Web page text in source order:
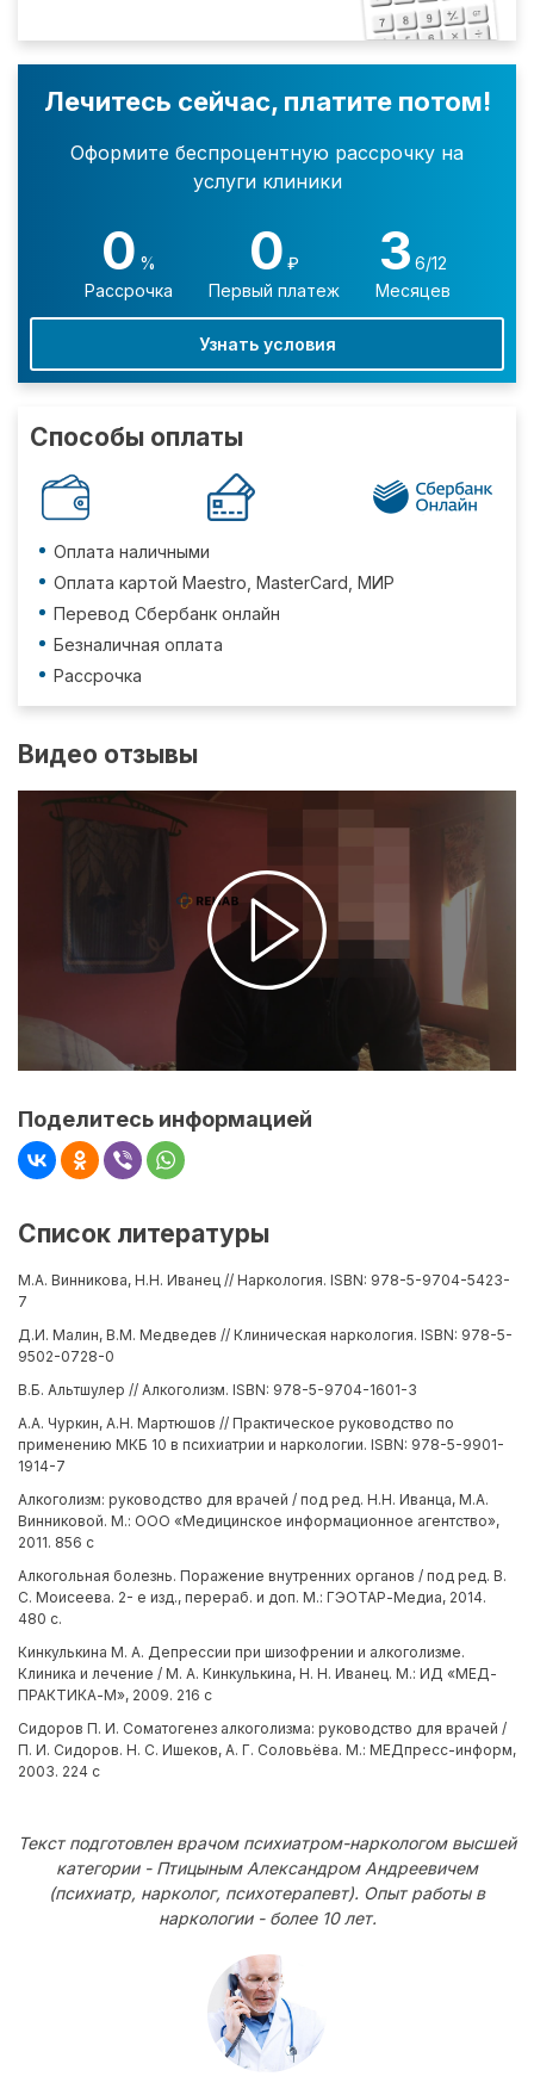
Лечитесь сейчас, платите потом!
Оформите беспроцентную рассрочку на
услуги клиники
0 %
Рассрочка
0 ₽
Первый платеж
3 6/12
Месяцев
Узнать условия
Способы оплаты
Оплата наличными
Оплата картой Maestro, MasterCard, МИР
Перевод Сбербанк онлайн
Безналичная оплата
Рассрочка
Видео отзывы
Поделитесь информацией
Список литературы
М.А. Винникова, Н.Н. Иванец // Наркология. ISBN: 978-5-9704-5423-
7
Д.И. Малин, В.М. Медведев // Клиническая наркология. ISBN: 978-5-
9502-0728-0
В.Б. Альтшулер // Алкоголизм. ISBN: 978-5-9704-1601-3
А.А. Чуркин, А.Н. Мартюшов // Практическое руководство по
применению МКБ 10 в психиатрии и наркологии. ISBN: 978-5-9901-
1914-7
Алкоголизм: руководство для врачей / под ред. Н.Н. Иванца, М.А.
Винниковой. М.: ООО «Медицинское информационное агентство»,
2011. 856 с
Алкогольная болезнь. Поражение внутренних органов / под ред. В.
С. Моисеева. 2- е изд., перераб. и доп. М.: ГЭОТАР-Медиа, 2014.
480 с.
Кинкулькина М. А. Депрессии при шизофрении и алкоголизме.
Клиника и лечение / М. А. Кинкулькина, Н. Н. Иванец. М.: ИД «МЕД-
ПРАКТИКА-М», 2009. 216 с
Сидоров П. И. Соматогенез алкоголизма: руководство для врачей /
П. И. Сидоров. Н. С. Ишеков, А. Г. Соловьёва. М.: МЕДпресс-информ,
2003. 224 с
Текст подготовлен врачом психиатром-наркологом высшей
категории - Птицыным Александром Андреевичем
(психиатр, нарколог, психотерапевт). Опыт работы в
наркологии - более 10 лет.